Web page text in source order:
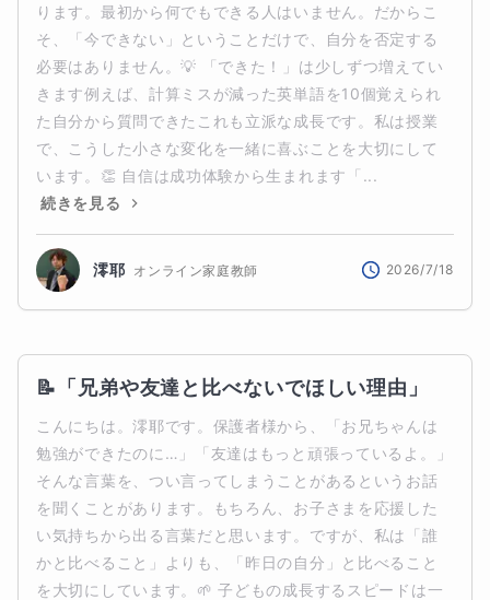
ります。最初から何でもできる人はいません。だからこ
そ、「今できない」ということだけで、自分を否定する
必要はありません。💡 「できた！」は少しずつ増えてい
きます例えば、計算ミスが減った英単語を10個覚えられ
た自分から質問できたこれも立派な成長です。私は授業
で、こうした小さな変化を一緒に喜ぶことを大切にして
います。👏 自信は成功体験から生まれます「...
続きを見る
澪耶 オンライン家庭教師 2026/7/18
📝「兄弟や友達と比べないでほしい理由」
こんにちは。澪耶です。保護者様から、「お兄ちゃんは
勉強ができたのに…」「友達はもっと頑張っているよ。」
そんな言葉を、つい言ってしまうことがあるというお話
を聞くことがあります。もちろん、お子さまを応援した
い気持ちから出る言葉だと思います。ですが、私は「誰
かと比べること」よりも、「昨日の自分」と比べること
を大切にしています。🌱 子どもの成長するスピードは一